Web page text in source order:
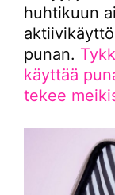
huhtikuun
punan.
käyttää
tekee